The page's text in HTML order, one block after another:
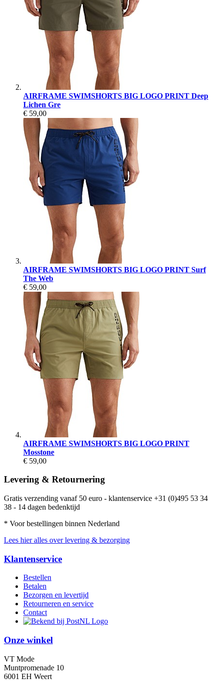
AIRFRAME SWIMSHORTS BIG LOGO PRINT Deep
Lichen Gre
€ 59,00
AIRFRAME SWIMSHORTS BIG LOGO PRINT Surf
The Web
€ 59,00
AIRFRAME SWIMSHORTS BIG LOGO PRINT
Mosstone
€ 59,00
Levering & Retournering
Gratis verzending vanaf 50 euro - klantenservice +31 (0)495 53 34
38 - 14 dagen bedenktijd
* Voor bestellingen binnen Nederland
Lees hier alles over levering & bezorging
Klantenservice
Bestellen
Betalen
Bezorgen en levertijd
Retourneren en service
Contact
Onze winkel
VT Mode
Muntpromenade 10
6001 EH Weert